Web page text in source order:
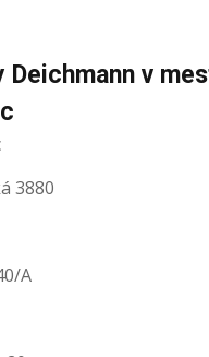
Deichmann v
3880
A